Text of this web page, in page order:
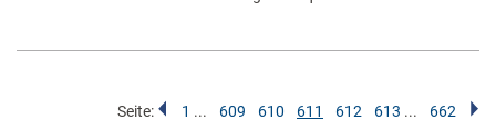
Seite: 1 ... 609 610 611 612 613 ... 662